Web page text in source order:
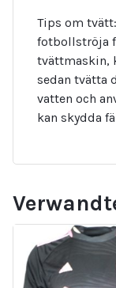
Tips om
fotbollströja
tvättmaskin,
sedan tvätta
vatten och
kan skydda